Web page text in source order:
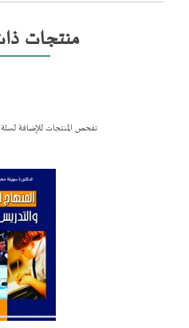
منتجات
تفحص المنتجات للإضافة